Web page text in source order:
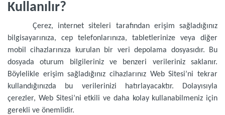
Kullanılır?
Çerez, internet siteleri tarafından erişim sağladığınız
bilgisayarınıza, cep telefonlarınıza, tabletlerinize veya diğer
mobil cihazlarınıza kurulan bir veri depolama dosyasıdır. Bu
dosyada oturum bilgileriniz ve benzeri verileriniz saklanır.
Böylelikle erişim sağladığınız cihazlarınız Web Sitesi’ni tekrar
kullandığınızda bu verilerinizi hatırlayacaktır. Dolayısıyla
çerezler, Web Sitesi’ni etkili ve daha kolay kullanabilmeniz için
gerekli ve önemlidir.